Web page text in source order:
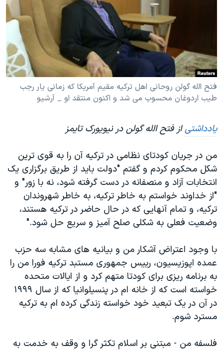
حقوق شهروندی
علم و فناوری
اسرائیل در جنگ
گالری عکس
انتخابات ریاست جمهوری آمریکا ۲۰۲۴
حمله جمهوری اسلامی به اسرائیل
رمز مهسا
ورزش زنان در ایران
اعتراضات زن، زندگی، آزادی
تریبونال مردمی آبان ۹۸
دادگاه حمید نوری
چهل سال گروگان‌گیری
قانون شفافیت دارائی کادر رهبری ایران
اعتراضات مردمی آبان ۹۸
اسرائیل در جنگ
همایش محافظه‌کاران آمریکا «سی‌پک»
صفحه‌های ویژه
سفر پرزیدنت ترامپ به چین
زبانهای مختلف
فتح اﻟله گولن روحانی اهل ترکیه مقیم آمریکا که زمانی یار رجب
طیب اردوغان محسوب می شد و اکنون منتقد او _ آرشیو
یادداشتیاز فتح اﻟله گولندر نیویورک تایمز
من در جریان کودتای نظامی در ترکیه آن را به قوی ترین
شکل محکوم کردم و گفتم "دولت باید از طریق برگزاری یک
انتخابات آزاد و منصفانه در دست گرفته شود، نه با زور" و
"از خداوند خواستم به خاطر ترکیه، به خاطر شهروندان
ترکیه، و تمام آنهایی که در حال حاضر در ترکیه هستند،
وضعیت فعلی به شکلی صلح آمیز و سریع حل شود."
با وجود اعتراض آشکار من و بیانیه های مشابه سه حزب
عمده اپوزیسیون، رییس جمهوری مستبد ترکیه فورا من را
به برنامه ریزی برای کودتا متهم کرد و از ایالات متحده
خواسته است که از خانه ام در پنسیلوانیا که از سال ۱۹۹۹
در آن در یک تبعید خود خواسته زندگی کرده ام به ترکیه
مسترد شوم.
فلسفه من - مبتنی بر اسلام تکثر گرا و وقف به خدمت به